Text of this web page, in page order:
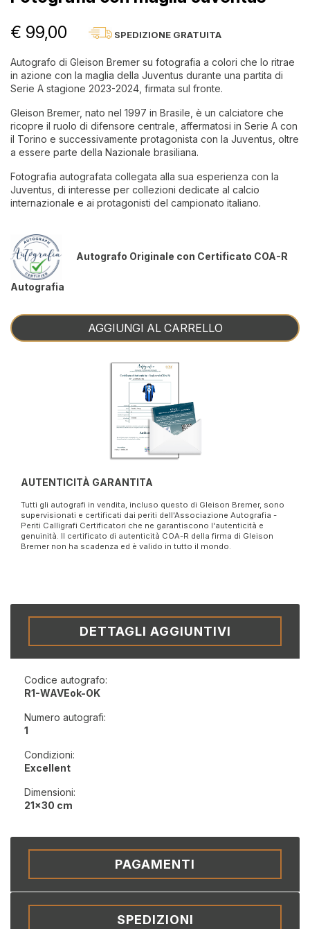
€ 99,00 SPEDIZIONE GRATUITA
Autografo di Gleison Bremer su fotografia a colori che lo ritrae
in azione con la maglia della Juventus durante una partita di
Serie A stagione 2023-2024, firmata sul fronte.
Gleison Bremer, nato nel 1997 in Brasile, è un calciatore che
ricopre il ruolo di difensore centrale, affermatosi in Serie A con
il Torino e successivamente protagonista con la Juventus, oltre
a essere parte della Nazionale brasiliana.
Fotografia autografata collegata alla sua esperienza con la
Juventus, di interesse per collezioni dedicate al calcio
internazionale e ai protagonisti del campionato italiano.
Autografo Originale con Certificato COA-R
Autografia
AGGIUNGI AL CARRELLO
AUTENTICITÀ GARANTITA
Tutti gli autografi in vendita, incluso questo di Gleison Bremer, sono
supervisionati e certificati dai periti dell'Associazione Autografia -
Periti Calligrafi Certificatori che ne garantiscono l'autenticità e
genuinità. Il certificato di autenticità COA-R della firma di Gleison
Bremer non ha scadenza ed è valido in tutto il mondo.
DETTAGLI AGGIUNTIVI
Codice autografo:
R1-WAVEok-OK
Numero autografi:
1
Condizioni:
Excellent
Dimensioni:
21x30 cm
PAGAMENTI
SPEDIZIONI